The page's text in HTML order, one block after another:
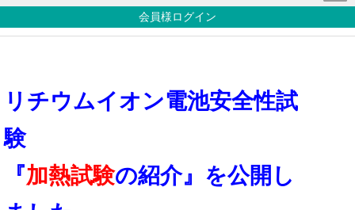
会員様ログイン
リチウムイオン電池安全性試
験
『加熱試験の紹介』を公開し